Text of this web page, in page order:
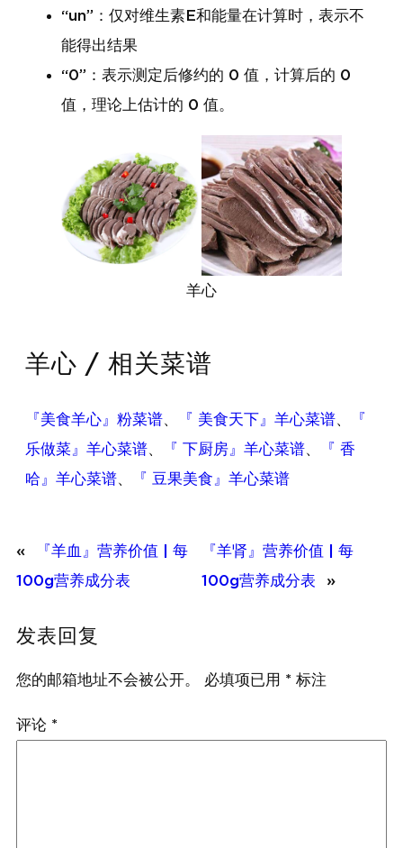
“un”：仅对维生素E和能量在计算时，表示不
能得出结果
“0”：表示测定后修约的 0 值，计算后的 0
值，理论上估计的 0 值。
羊心
羊心 / 相关菜谱
『美食羊心』粉菜谱、 『 美食天下』羊心菜谱、
『
乐做菜』羊心菜谱、 『 下厨房』羊心菜谱、
『 香
哈』羊心菜谱、 『 豆果美食』羊心菜谱
«
『羊血』营养价值 | 每
100g营养成分表
『羊肾』营养价值 | 每
100g营养成分表
»
发表回复
您的邮箱地址不会被公开。 必填项已用 * 标注
评论 *